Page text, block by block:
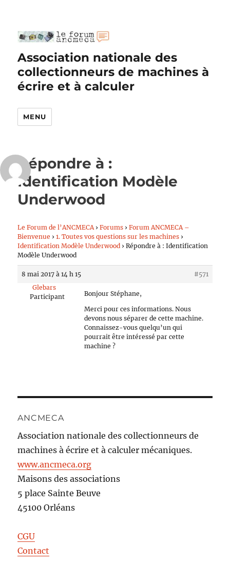
Association nationale des
collectionneurs de machines à
écrire et à calculer
MENU
Répondre à :
Identification Modèle
Underwood
Le Forum de l’ANCMECA › Forums › Forum ANCMECA –
Bienvenue › 1. Toutes vos questions sur les machines ›
Identification Modèle Underwood › Répondre à : Identification
Modèle Underwood
8 mai 2017 à 14 h 15
#571
Glebars
Participant
Bonjour Stéphane,
Merci pour ces informations. Nous
devons nous séparer de cette machine.
Connaissez-vous quelqu’un qui
pourrait être intéressé par cette
machine ?
ANCMECA
Association nationale des collectionneurs de
machines à écrire et à calculer mécaniques.
www.ancmeca.org
Maisons des associations
5 place Sainte Beuve
45100 Orléans
CGU
Contact